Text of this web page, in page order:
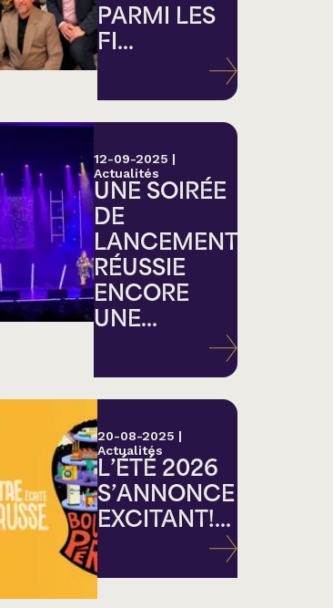
PARMI LES
FI...
12-09-2025 |
Actualités
UNE SOIRÉE
DE
LANCEMENT
RÉUSSIE
ENCORE
UNE...
20-08-2025 |
Actualités
L’ÉTÉ 2026
S’ANNONCE
EXCITANT!...